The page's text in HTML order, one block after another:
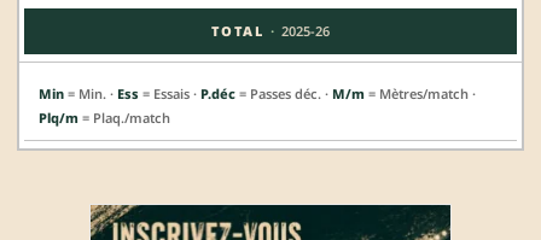
TOTAL · 2025-26
Min = Min. · Ess = Essais · P.déc = Passes déc. · M/m = Mètres/match ·
Plq/m = Plaq./match